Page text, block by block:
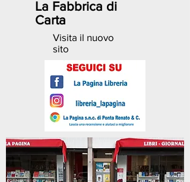
La Fabbrica di
Carta
Visita il nuovo
sito